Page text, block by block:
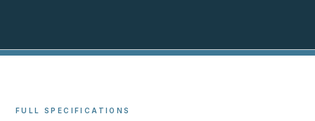
FULL SPECIFICATIONS